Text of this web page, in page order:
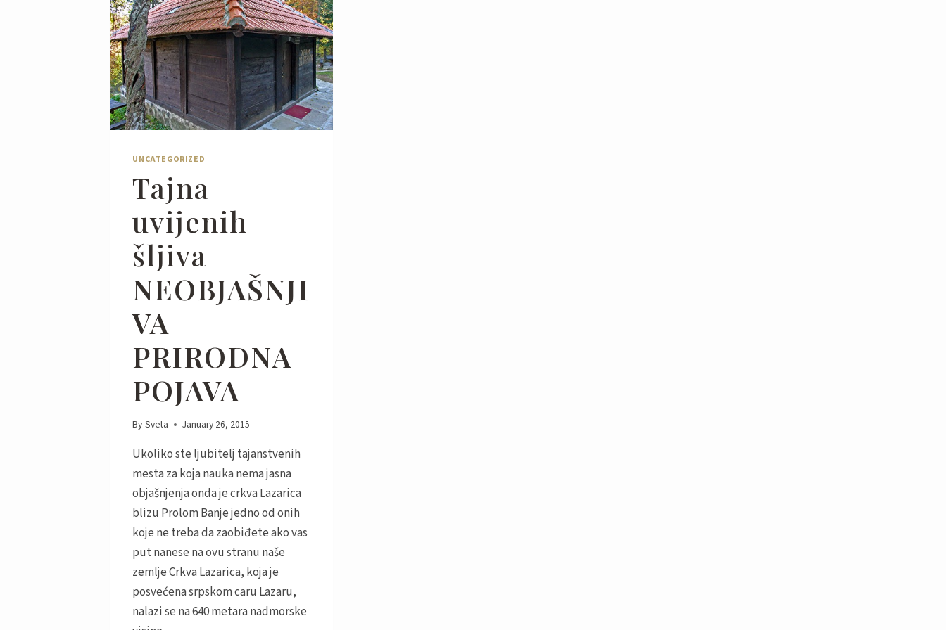
UNCATEGORIZED
Tajna
uvijenih
šljiva
NEOBJAŠNJI
VA
PRIRODNA
POJAVA
By Sveta January 26, 2015
Ukoliko ste ljubitelj tajanstvenih
mesta za koja nauka nema jasna
objašnjenja onda je crkva Lazarica
blizu Prolom Banje jedno od onih
koje ne treba da zaobiđete ako vas
put nanese na ovu stranu naše
zemlje Crkva Lazarica, koja je
posvećena srpskom caru Lazaru,
nalazi se na 640 metara nadmorske